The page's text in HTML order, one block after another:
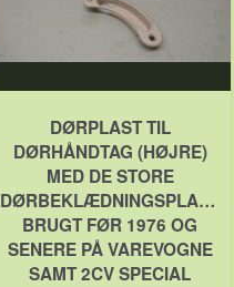
DØRPLAST TIL
DØRHÅNDTAG (HØJRE)
MED DE STORE
DØRBEKLÆDNINGSPLADER
BRUGT FØR 1976 OG
SENERE PÅ VAREVOGNE
SAMT 2CV SPECIAL